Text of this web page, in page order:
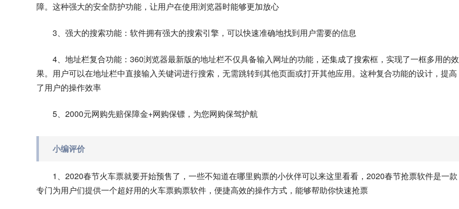
障。这种强大的安全防护功能，让用户在使用浏览器时能够更加放心
3、强大的搜索功能：软件拥有强大的搜索引擎，可以快速准确地找到用户需要的信息
4、地址栏复合功能：360浏览器最新版的地址栏不仅具备输入网址的功能，还集成了搜索框，实现了一框多用的效
果。用户可以在地址栏中直接输入关键词进行搜索，无需跳转到其他页面或打开其他应用。这种复合功能的设计，提高
了用户的操作效率
5、2000元网购先赔保障金+网购保镖，为您网购保驾护航
小编评价
1、2020春节火车票就要开始预售了，一些不知道在哪里购票的小伙伴可以来这里看看，2020春节抢票软件是一款
专门为用户们提供一个超好用的火车票购票软件，便捷高效的操作方式，能够帮助你快速抢票